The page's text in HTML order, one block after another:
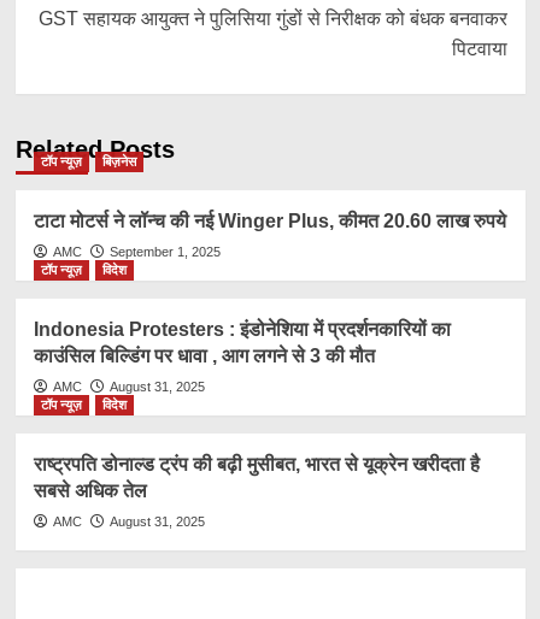
GST सहायक आयुक्त ने पुलिसिया गुंडों से निरीक्षक को बंधक बनवाकर
पिटवाया
Related Posts
टॉप न्यूज़ बिज़नेस
टाटा मोटर्स ने लॉन्च की नई Winger Plus, कीमत 20.60 लाख रुपये
AMC
September 1, 2025
टॉप न्यूज़
विदेश
Indonesia Protesters : इंडोनेशिया में प्रदर्शनकारियों का
काउंसिल बिल्डिंग पर धावा , आग लगने से 3 की मौत
AMC
August 31, 2025
टॉप न्यूज़
विदेश
राष्ट्रप​ति डोनाल्ड ट्रंप की बढ़ी मुसीबत, भारत से यूक्रेन खरीदता है
सबसे अधिक तेल
AMC August 31, 2025